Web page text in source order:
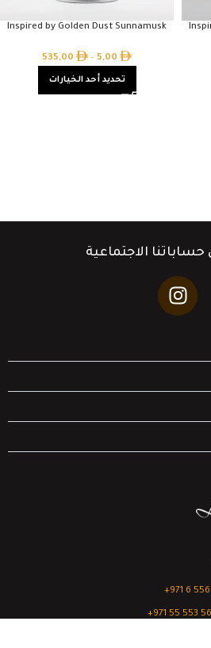
Inspired by Golden Dust Sunnamusk
5,00
–
535,00
تحديد أحد الخيارات
حساباتنا الاجتماعية
‎+971 6 556
‎+971 55 553